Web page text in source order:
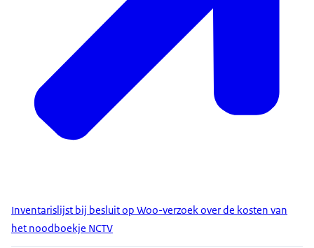
Inventarislijst bij besluit op Woo-verzoek over de kosten van
het noodboekje NCTV